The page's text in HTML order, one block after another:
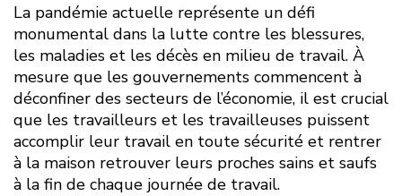
La pandémie actuelle représente un défi
monumental dans la lutte contre les blessures,
les maladies et les décès en milieu de travail. À
mesure que les gouvernements commencent à
déconfiner des secteurs de l’économie, il est crucial
que les travailleurs et les travailleuses puissent
accomplir leur travail en toute sécurité et rentrer
à la maison retrouver leurs proches sains et saufs
à la fin de chaque journée de travail.